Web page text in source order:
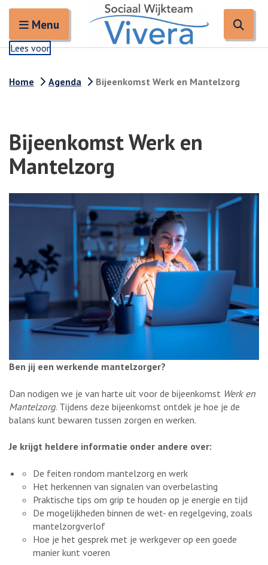
Open en sluit het
Menu
Lees voor
Home Agenda Bijeenkomst Werk en Mantelzorg
Bijeenkomst Werk en
Mantelzorg
Ben jij een werkende mantelzorger?
Dan nodigen we je van harte uit voor de bijeenkomst Werk en
Mantelzorg. Tijdens deze bijeenkomst ontdek je hoe je de
balans kunt bewaren tussen zorgen en werken.
Je krijgt heldere informatie onder andere over:
De feiten rondom mantelzorg en werk
Het herkennen van signalen van overbelasting
Praktische tips om grip te houden op je energie en tijd
De mogelijkheden binnen de wet- en regelgeving, zoals
mantelzorgverlof
Hoe je het gesprek met je werkgever op een goede
manier kunt voeren